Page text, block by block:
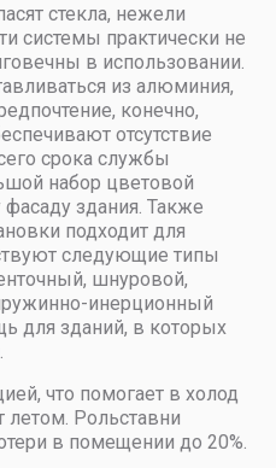
стекла, нежели
системы практически не
в использовании.
из алюминия,
конечно,
отсутствие
срока службы
набор цветовой
здания. Также
подходит для
следующие типы
шнуровой,
инерционный
для зданий, в которых
что помогает в холод
летом. Рольставни
в помещении до 20%.